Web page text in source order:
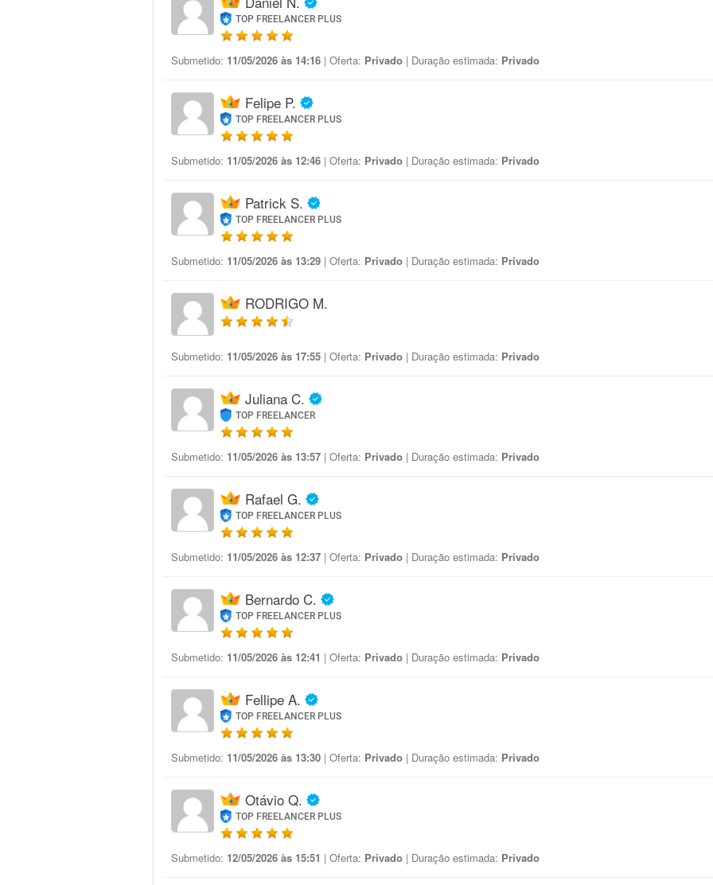
TOP FREELANCER PLUS
Submetido: 11/05/2026 às 14:16 | Oferta: Privado | Duração estimada: Privado
Felipe P.
TOP FREELANCER PLUS
Submetido: 11/05/2026 às 12:46 | Oferta: Privado | Duração estimada: Privado
Patrick S.
TOP FREELANCER PLUS
Submetido: 11/05/2026 às 13:29 | Oferta: Privado | Duração estimada: Privado
RODRIGO M.
Submetido: 11/05/2026 às 17:55 | Oferta: Privado | Duração estimada: Privado
Juliana C.
TOP FREELANCER
Submetido: 11/05/2026 às 13:57 | Oferta: Privado | Duração estimada: Privado
Rafael G.
TOP FREELANCER PLUS
Submetido: 11/05/2026 às 12:37 | Oferta: Privado | Duração estimada: Privado
Bernardo C.
TOP FREELANCER PLUS
Submetido: 11/05/2026 às 12:41 | Oferta: Privado | Duração estimada: Privado
Fellipe A.
TOP FREELANCER PLUS
Submetido: 11/05/2026 às 13:30 | Oferta: Privado | Duração estimada: Privado
Otávio Q.
TOP FREELANCER PLUS
Submetido: 12/05/2026 às 15:51 | Oferta: Privado | Duração estimada: Privado